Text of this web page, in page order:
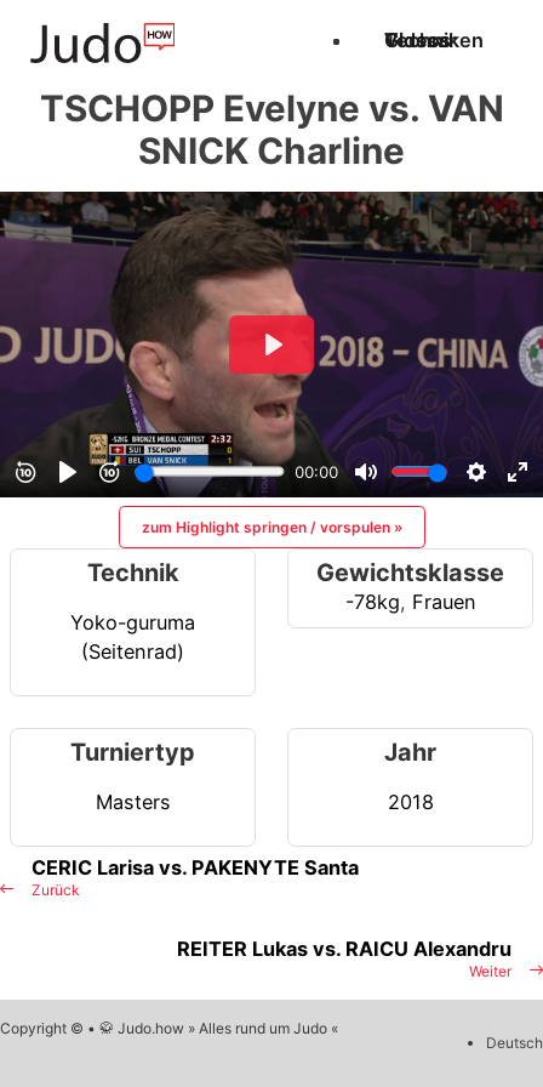
Techniken
Videos
Glossar
TSCHOPP Evelyne vs. VAN
SNICK Charline
zum Highlight springen / vorspulen »
Technik
Yoko-guruma
(Seitenrad)
Gewichtsklasse
-78kg, Frauen
Turniertyp
Masters
Jahr
2018
Zurück
CERIC Larisa vs. PAKENYTE Santa
Weiter
REITER Lukas vs. RAICU Alexandru
Copyright © • 🥋 Judo.how » Alles rund um Judo «
Deutsch